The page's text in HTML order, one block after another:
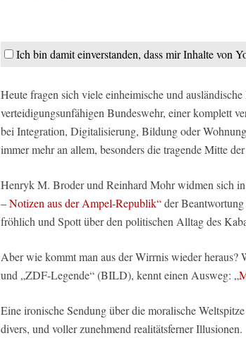
Ich bin damit einverstanden, dass mir Inhalte von
Heute fragen sich viele einheimische und
verteidigungsunfähigen Bundeswehr, einer komplett
bei Integration, Digitalisierung, Bildung oder
immer mehr an allem, besonders die tragende Mitte
Henryk M. Broder und Reinhard Mohr widmen sich
– Notizen aus der Ampel-Republik“der
fröhlich und Spott über den politischen Alltag des
Aber wie kommt man aus der Wirrnis wieder
und „ZDF-Legende“ (BILD), kennt einen Ausweg: „
Eine ironische Sendung über die moralische
divers, und voller zunehmend realitätsferner Illusionen.